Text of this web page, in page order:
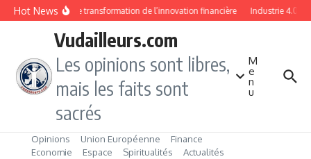
Aller au contenu
Hot NewsDix ans de transformation de l’innovation financière Industrie 4.0 :
Vudailleurs.com
Les opinions sont libres,
mais les faits sont
sacrés
M
e
n
u
Opinions Union Européenne
Finance
Economie
Espace Spiritualités
Actualités